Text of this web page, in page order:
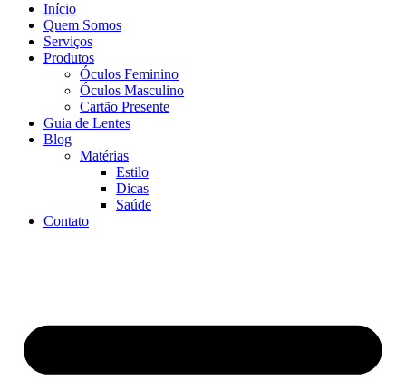
Início
Quem Somos
Serviços
Produtos
Óculos Feminino
Óculos Masculino
Cartão Presente
Guia de Lentes
Blog
Matérias
Estilo
Dicas
Saúde
Contato